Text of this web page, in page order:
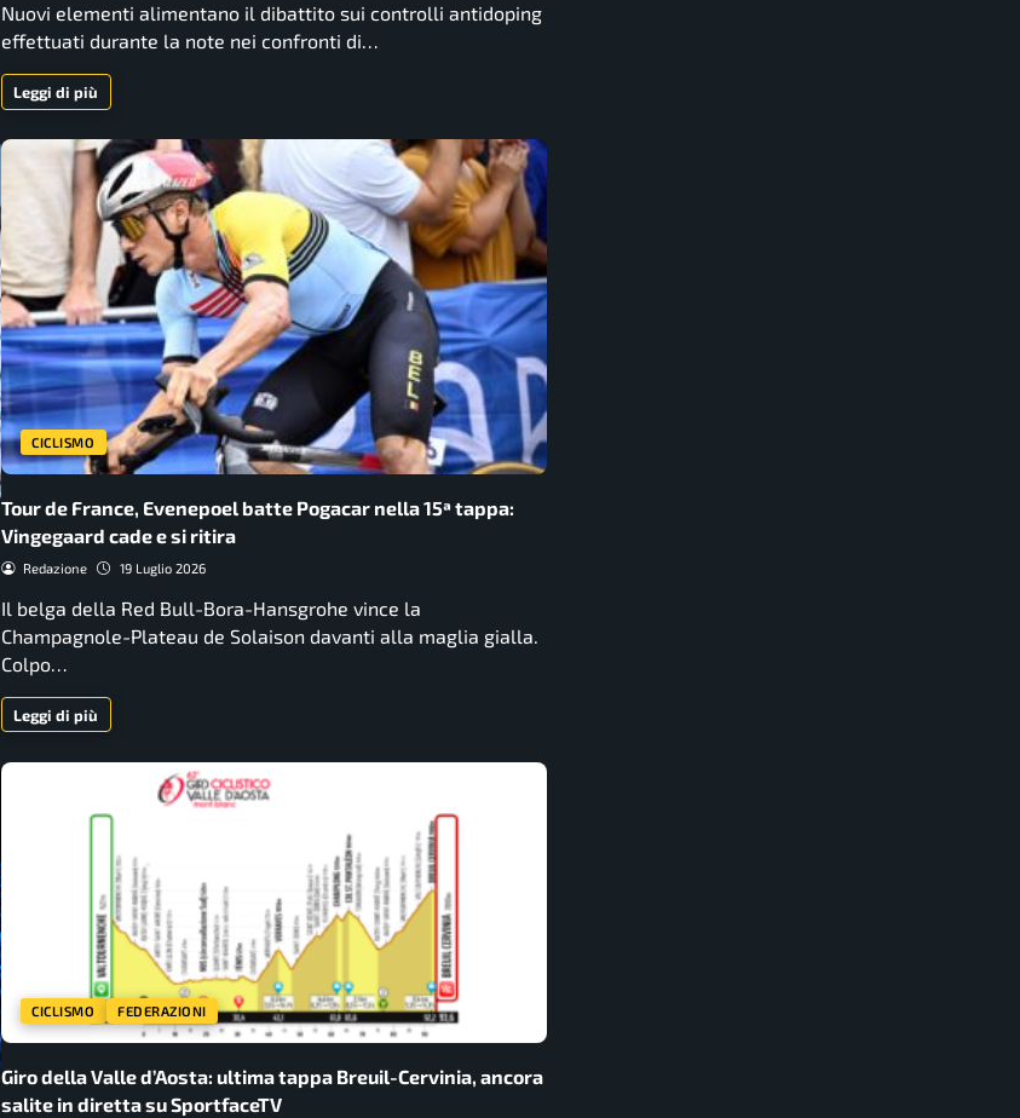
Nuovi elementi alimentano il dibattito sui controlli antidoping
effettuati durante la note nei confronti di…
Leggi di più
CICLISMO
Tour de France, Evenepoel batte Pogacar nella 15ª tappa:
Vingegaard cade e si ritira
Redazione 19 Luglio 2026
Il belga della Red Bull-Bora-Hansgrohe vince la
Champagnole-Plateau de Solaison davanti alla maglia gialla.
Colpo…
Leggi di più
CICLISMO FEDERAZIONI
Giro della Valle d’Aosta: ultima tappa Breuil-Cervinia, ancora
salite in diretta su SportfaceTV